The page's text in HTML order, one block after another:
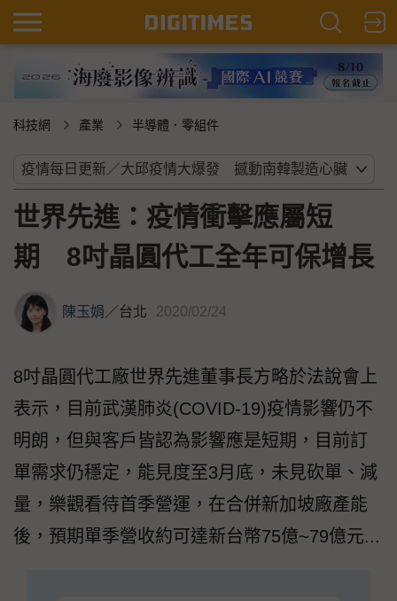
科技網 產業 半導體．零組件
世界先進：疫情衝擊應屬短
期 8吋晶圓代工全年可保增長
陳玉娟／台北 2020/02/24
8吋晶圓代工廠世界先進董事長方略於法說會上
表示，目前武漢肺炎(COVID-19)疫情影響仍不
明朗，但與客戶皆認為影響應是短期，目前訂
單需求仍穩定，能見度至3月底，未見砍單、減
量，樂觀看待首季營運，在合併新加坡廠產能
後，預期單季營收約可達新台幣75億~79億元...